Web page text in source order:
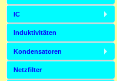
IC
Induktivitäten
Kondensatoren
Netzfilter